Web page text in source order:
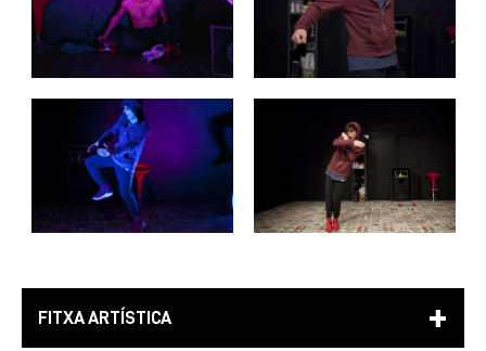
FITXA ARTÍSTICA